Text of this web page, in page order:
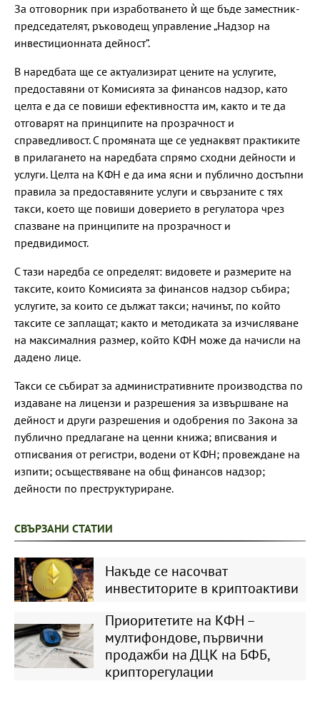
За отговорник при изработването ѝ ще бъде заместник-
председателят, ръководещ управление „Надзор на
инвестиционната дейност”.
В наредбата ще се актуализират цените на услугите,
предоставяни от Комисията за финансов надзор, като
целта е да се повиши ефективността им, както и те да
отговарят на принципите на прозрачност и
справедливост. С промяната ще се уеднаквят практиките
в прилагането на наредбата спрямо сходни дейности и
услуги. Целта на КФН е да има ясни и публично достъпни
правила за предоставяните услуги и свързаните с тях
такси, което ще повиши доверието в регулатора чрез
спазване на принципите на прозрачност и
предвидимост.
С тази наредба се определят: видовете и размерите на
таксите, които Комисията за финансов надзор събира;
услугите, за които се дължат такси; начинът, по който
таксите се заплащат; както и методиката за изчисляване
на максималния размер, който КФН може да начисли на
дадено лице.
Такси се събират за административните производства по
издаване на лицензи и разрешения за извършване на
дейност и други разрешения и одобрения по Закона за
публично предлагане на ценни книжа; вписвания и
отписвания от регистри, водени от КФН; провеждане на
изпити; осъществяване на общ финансов надзор;
дейности по преструктуриране.
СВЪРЗАНИ СТАТИИ
Накъде се насочват
инвеститорите в криптоактиви
Приоритетите на КФН –
мултифондове, първични
продажби на ДЦК на БФБ,
крипторегулации